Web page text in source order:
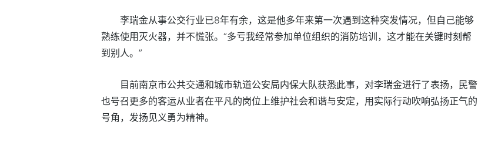
李瑞金从事公交行业已8年有余，这是他多年来第一次遇到这种突发情况，但自己能够
熟练使用灭火器，并不慌张。“多亏我经常参加单位组织的消防培训，这才能在关键时刻帮
到别人。”
目前南京市公共交通和城市轨道公安局内保大队获悉此事，对李瑞金进行了表扬，民警
也号召更多的客运从业者在平凡的岗位上维护社会和谐与安定，用实际行动吹响弘扬正气的
号角，发扬见义勇为精神。